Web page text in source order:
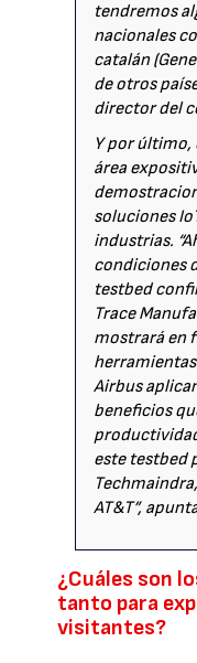
tendremos
nacionales
catalán
de otros
director del
Y por último,
área
soluciones
industrias.
condiciones
testbed
Trace
mostrará en
Airbus
beneficios
este testbed
AT&T”,
¿Cuáles son
tanto para
visitantes?